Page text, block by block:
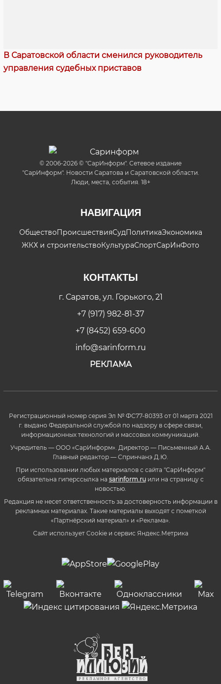
В Саратовской области сменился руководитель
управления судебных приставов
© 2006-2026 © "СарИнформ". Сетевое издание
"СарИнформ". Новости Саратова и Саратовской области.
Люди, места, события. 18+
НАВИГАЦИЯ
ОбществоПроисшествияСудПолитикаЭкономика
ЖКХ и строительствоКультураСпортСарИнФото
КОНТАКТЫ
г. Саратов, ул. Горького, 21
+7 (917) 982-81-37
+7 (8452) 659-600
info@sarinform.ru
РЕКЛАМА
Регистрационный номер серия Эл № ФС77-80393 от 01 марта 2021
г. выдано Федеральной службой по надзору в сфере связи,
информационных технологий и массовых коммуникаций.
Учредитель — ООО «СарИнформ». Директор — Письменный А.А.
Главный редактор — Спринчанэ Д.Ю.
При использовании любых материалов с сайта "СарИнформ"
обязательна гиперссылка на sarinform.ruили на страницу с
новостью.
Редакция не несет ответственность за достоверность информации в
рекламных материалах. Такие материалы выходят с пометкой
«Партнёрский материал» и «Реклама».
Сайт использует Cookie и сервиc Яндекс.Метрика